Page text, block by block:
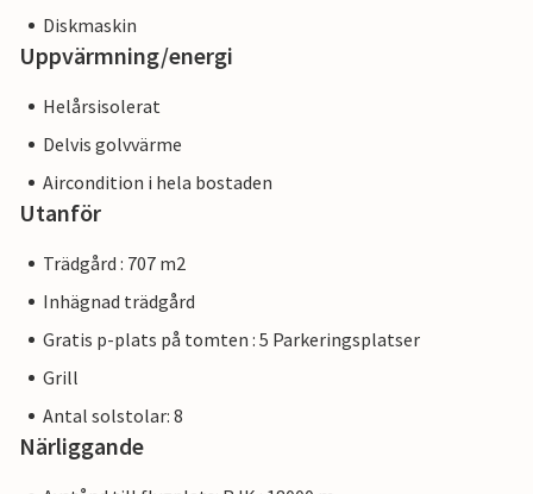
Diskmaskin
Uppvärmning/energi
Helårsisolerat
Delvis golvvärme
Aircondition i hela bostaden
Utanför
Trädgård : 707 m2
Inhägnad trädgård
Gratis p-plats på tomten : 5 Parkeringsplatser
Grill
Antal solstolar: 8
Närliggande